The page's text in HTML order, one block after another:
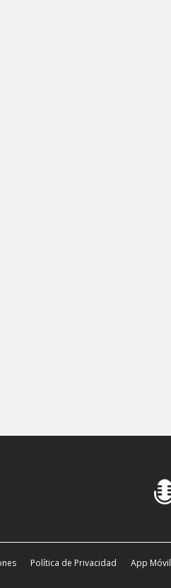
Política de Privacidad App Móvil